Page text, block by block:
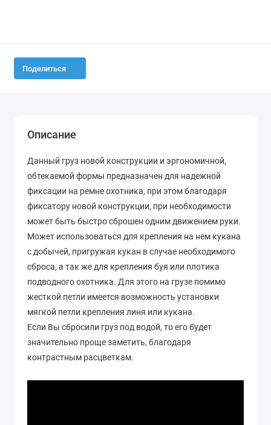
Поделиться
Описание
Данный груз новой конструкции и эргономичной,
обтекаемой формы предназначен для надежной
фиксации на ремне охотника, при этом благодаря
фиксатору новой конструкции, при необходимости
может быть быстро сброшен одним движением руки.
Может использоваться для крепления на нем кукана
с добычей, пригружая кукан в случае необходимого
сброса, а так же для крепления буя или плотика
подводного охотника. Для этого на грузе помимо
жесткой петли имеется возможность установки
мягкой петли крепления линя или кукана.
Если Вы сбросили груз под водой, то его будет
значительно проще заметить, благодаря
контрастным расцветкам.